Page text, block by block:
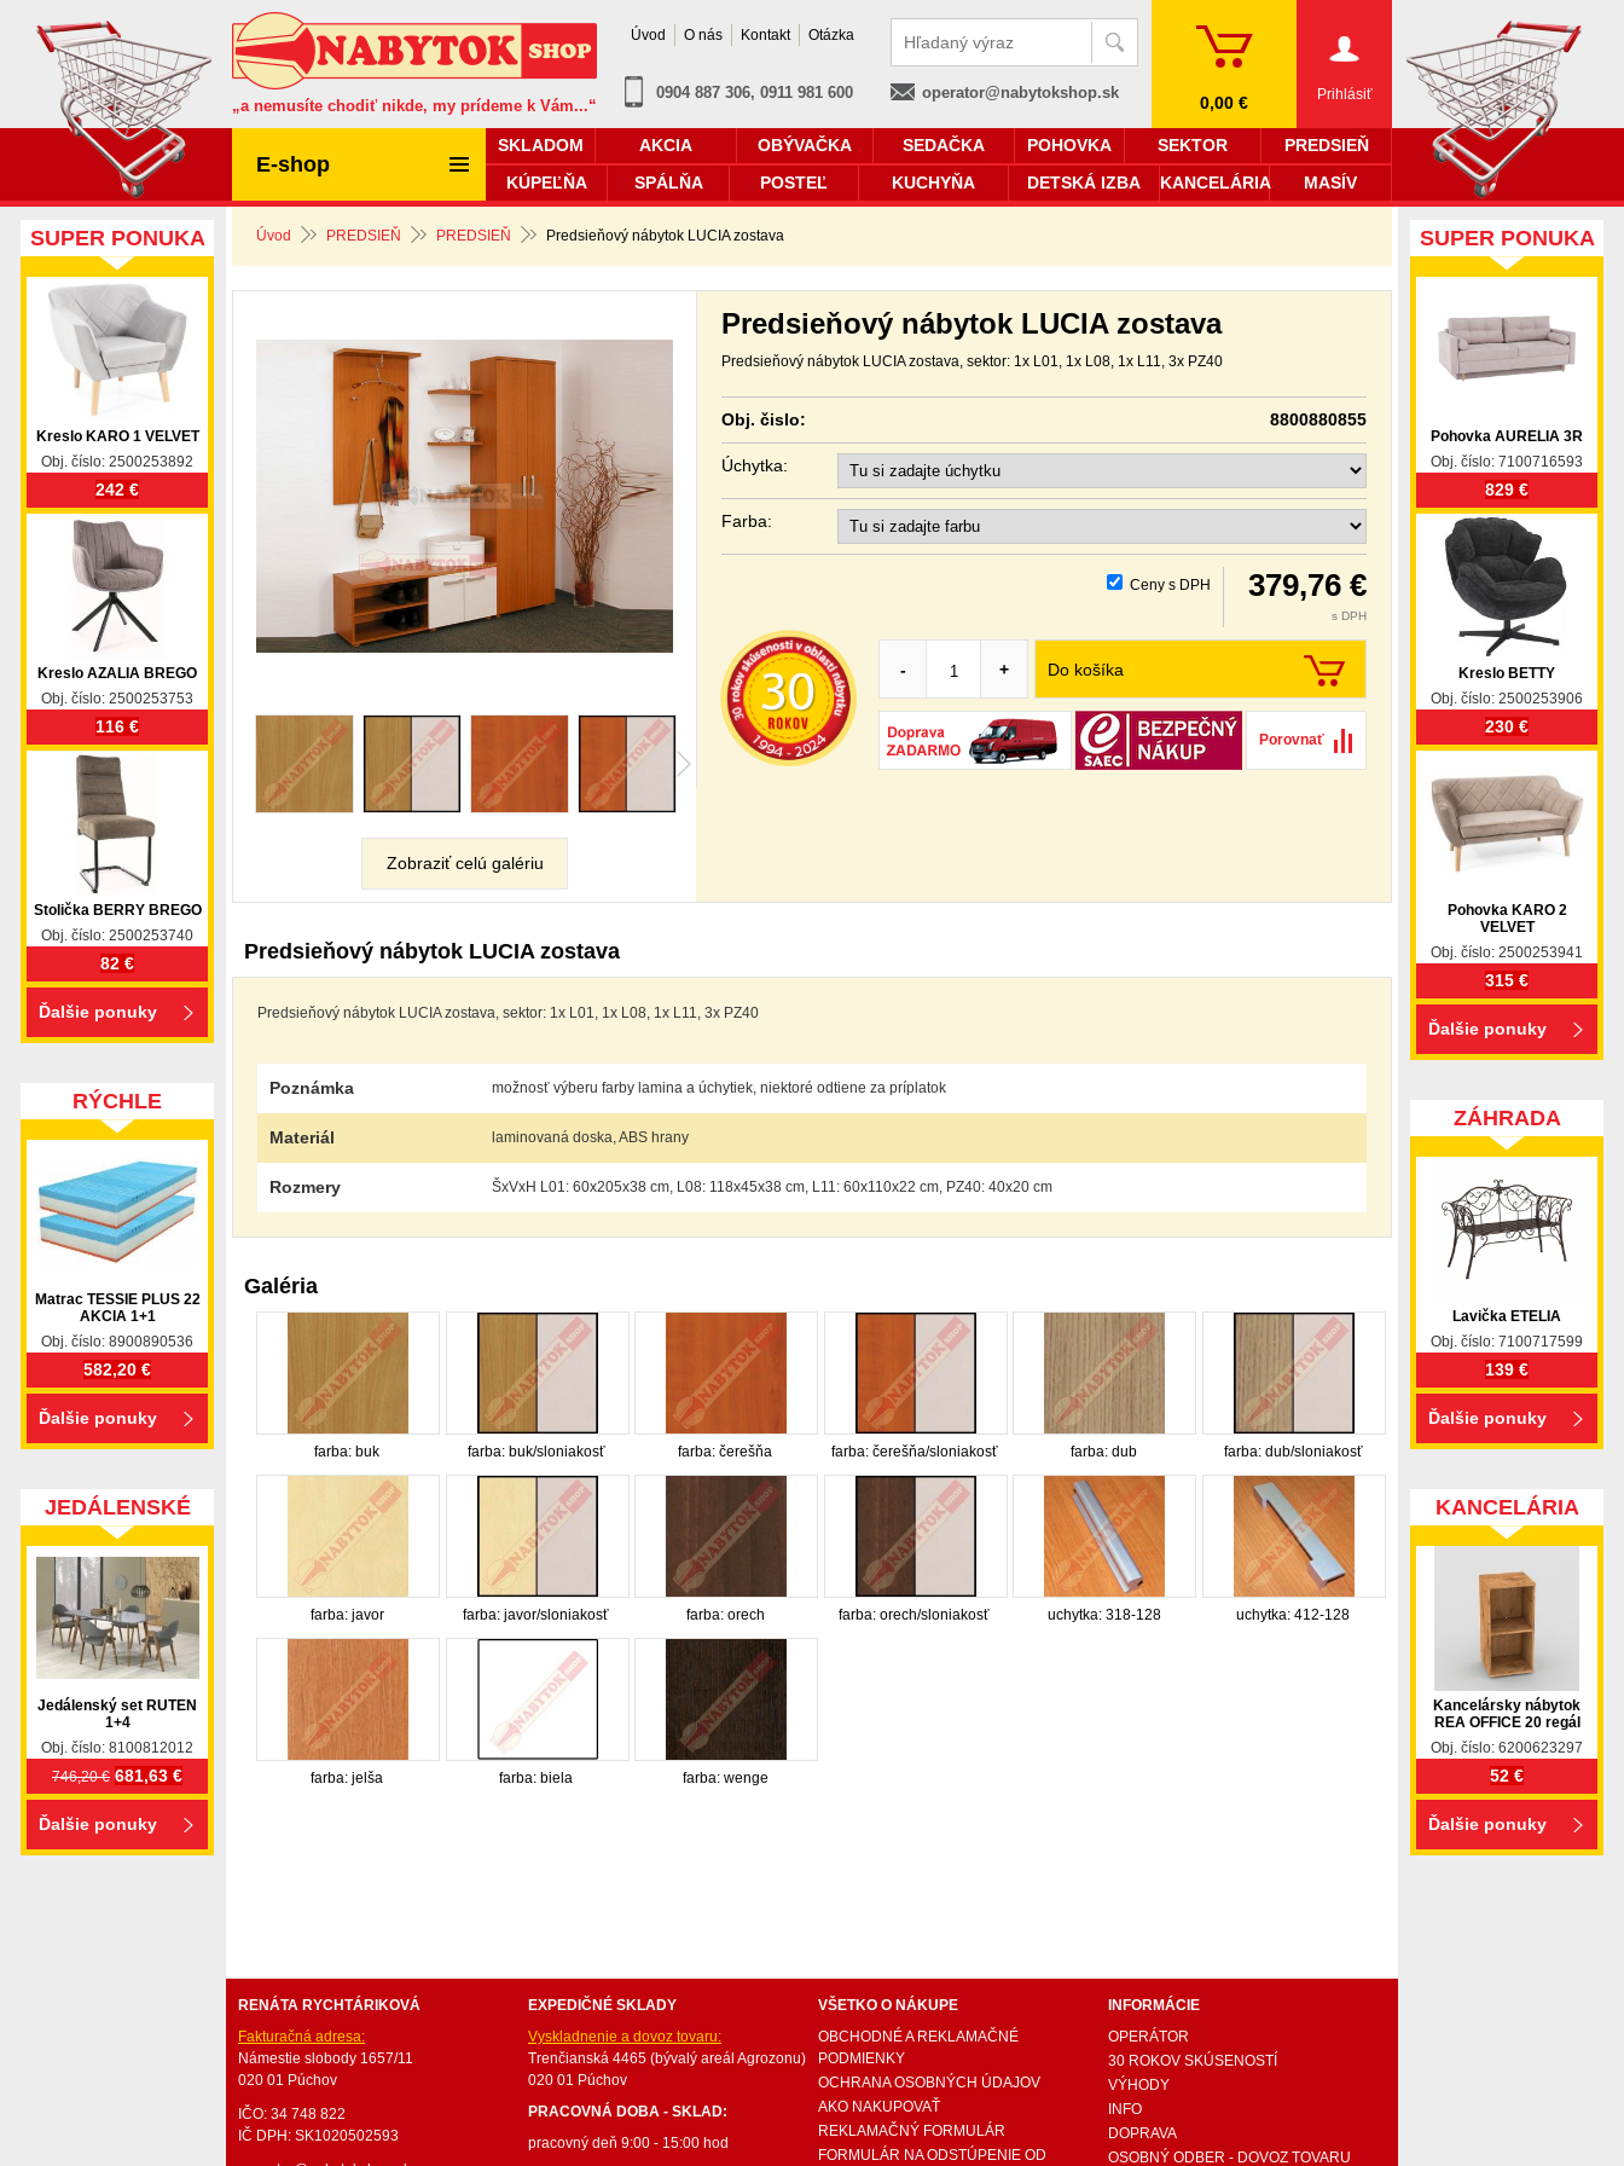
„a nemusíte chodiť nikde, my prídeme k Vám...“
0904 887 306, 0911 981 600 operator@nabytokshop.sk Prihlásiť
0,00 €
Úvod PREDSIEŇ PREDSIEŇ Predsieňový nábytok LUCIA zostava
Predsieňový nábytok LUCIA zostava
Predsieňový nábytok LUCIA zostava, sektor: 1x L01, 1x L08, 1x L11, 3x PZ40
Obj. čislo: 8800880855
Úchytka:
Farba:
Ceny s DPH 379,76 €
s DPH
Do košíka
- +
Porovnať
Zobraziť celú galériu
Predsieňový nábytok LUCIA zostava
Predsieňový nábytok LUCIA zostava, sektor: 1x L01, 1x L08, 1x L11, 3x PZ40
Poznámka možnosť výberu farby lamina a úchytiek, niektoré odtiene za príplatok
Materiál laminovaná doska, ABS hrany
Rozmery ŠxVxH L01: 60x205x38 cm, L08: 118x45x38 cm, L11: 60x110x22 cm, PZ40: 40x20 cm
Galéria
farba: buk farba: buk/sloniakosť farba: čerešňa farba: čerešňa/sloniakosť farba: dub farba: dub/sloniakosť
farba: javor farba: javor/sloniakosť farba: orech farba: orech/sloniakosť uchytka: 318-128 uchytka: 412-128
farba: jelša farba: biela farba: wenge
SUPER PONUKA
Kreslo KARO 1 VELVET
Obj. číslo: 2500253892
242 €
Kreslo AZALIA BREGO
Obj. číslo: 2500253753
116 €
Stolička BERRY BREGO
Obj. číslo: 2500253740
82 €
Ďalšie ponuky
RÝCHLE
DODANIE
Matrac TESSIE PLUS 22
AKCIA 1+1
Obj. číslo: 8900890536
582,20 €
Ďalšie ponuky
JEDÁLENSKÉ
SETY
Jedálenský set RUTEN
1+4
Obj. číslo: 8100812012
746,20 € 681,63 €
Ďalšie ponuky
SUPER PONUKA
Pohovka AURELIA 3R
Obj. číslo: 7100716593
829 €
Kreslo BETTY
Obj. číslo: 2500253906
230 €
Pohovka KARO 2
VELVET
Obj. číslo: 2500253941
315 €
Ďalšie ponuky
ZÁHRADA
Lavička ETELIA
Obj. číslo: 7100717599
139 €
Ďalšie ponuky
KANCELÁRIA
Kancelársky nábytok
REA OFFICE 20 regál
Obj. číslo: 6200623297
52 €
Ďalšie ponuky
RENÁTA RYCHTÁRIKOVÁ
Fakturačná adresa:
Námestie slobody 1657/11
020 01 Púchov
IČO: 34 748 822
IČ DPH: SK1020502593
EXPEDIČNÉ SKLADY
Vyskladnenie a dovoz tovaru:
Trenčianská 4465 (bývalý areál Agrozonu)
020 01 Púchov
PRACOVNÁ DOBA - SKLAD:
pracovný deň 9:00 - 15:00 hod
VŠETKO O NÁKUPE
OBCHODNÉ A REKLAMAČNÉ
PODMIENKY
OCHRANA OSOBNÝCH ÚDAJOV
AKO NAKUPOVAŤ
REKLAMAČNÝ FORMULÁR
FORMULÁR NA ODSTÚPENIE OD
INFORMÁCIE
OPERÁTOR
30 ROKOV SKÚSENOSTÍ
VÝHODY
INFO
DOPRAVA
OSOBNÝ ODBER - DOVOZ TOVARU
E-shop
SKLADOM AKCIA OBÝVAČKA SEDAČKA POHOVKA SEKTOR
PREDSIEŇ
KÚPEĽŇA
SPÁLŇA POSTEĽ KUCHYŇA DETSKÁ IZBA KANCELÁRIA MASÍV
Úvod O nás Kontakt Otázka